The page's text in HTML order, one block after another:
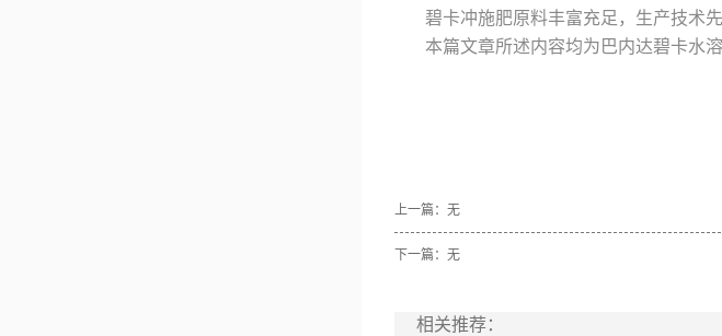
碧卡冲施肥原料丰富充足，生产技术
本篇文章所述内容均为巴内达碧卡水
上一篇：无
下一篇：无
相关推荐：